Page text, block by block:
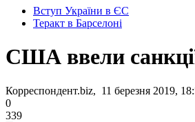
Вступ України в ЄС
Теракт в Барселоні
США ввели
Корреспондент.biz, 11 березня 2019,
0
339